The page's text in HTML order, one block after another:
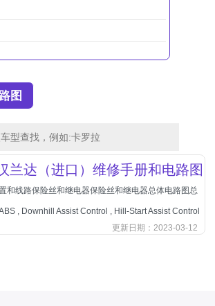
图
兰达（进口）维修手册和电路图
和线路保险丝和继电器保险丝和继电器总体电路图总
, Downhill Assist Control , Hill-Start Assist Control
更新日期：2023-03-12